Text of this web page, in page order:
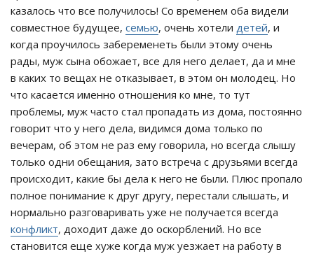
казалось что все получилось! Со временем оба видели
совместное будущее, семью, очень хотели детей, и
когда проучилось забеременеть были этому очень
рады, муж сына обожает, все для него делает, да и мне
в каких то вещах не отказывает, в этом он молодец. Но
что касается именно отношения ко мне, то тут
проблемы, муж часто стал пропадать из дома, постоянно
говорит что у него дела, видимся дома только по
вечерам, об этом не раз ему говорила, но всегда слышу
только одни обещания, зато встреча с друзьями всегда
происходит, какие бы дела к него не были. Плюс пропало
полное понимание к друг другу, перестали слышать, и
нормально разговаривать уже не получается всегда
конфликт, доходит даже до оскорблений. Но все
становится еще хуже когда муж уезжает на работу в